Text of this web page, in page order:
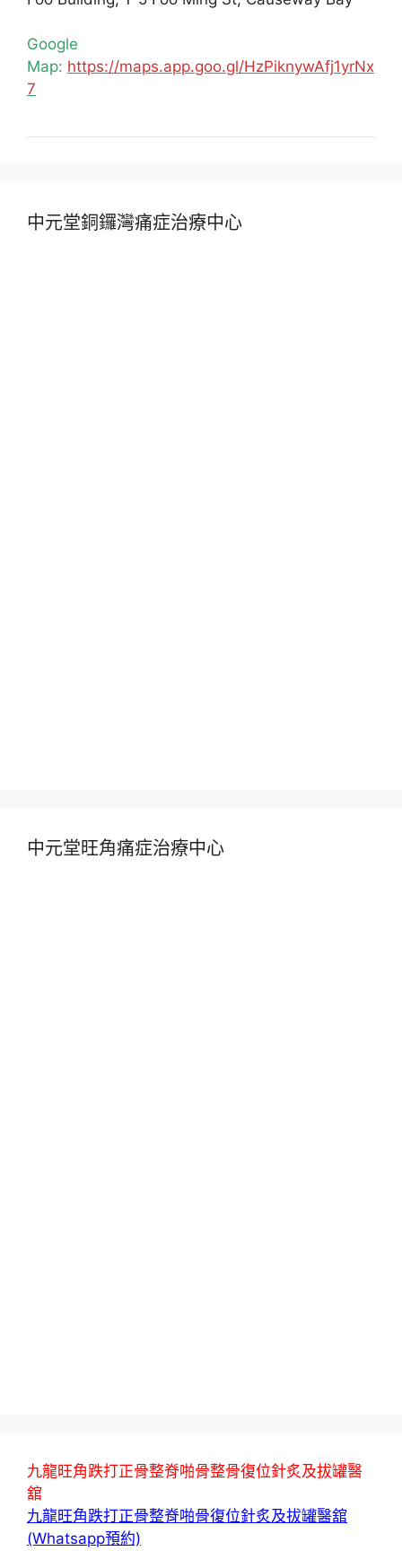
Google
Map: https://maps.app.goo.gl/HzPiknywAfj1yrNx
7
中元堂銅鑼灣痛症治療中心
中元堂旺角痛症治療中心
九龍旺角跌打正骨整脊啪骨整骨復位針炙及拔罐醫
舘
九龍旺角跌打正骨整脊啪骨復位針炙及拔罐醫舘
(Whatsapp預約)